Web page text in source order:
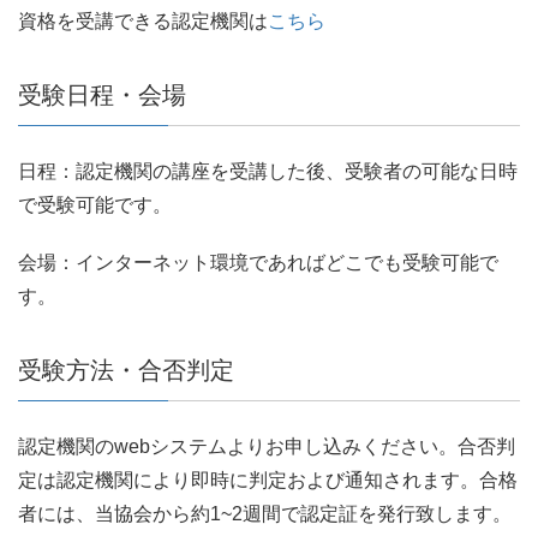
資格を受講できる認定機関はこちら
受験日程・会場
日程：認定機関の講座を受講した後、受験者の可能な日時
で受験可能です。
会場：インターネット環境であればどこでも受験可能で
す。
受験方法・合否判定
認定機関のwebシステムよりお申し込みください。合否判
定は認定機関により即時に判定および通知されます。合格
者には、当協会から約1~2週間で認定証を発行致します。